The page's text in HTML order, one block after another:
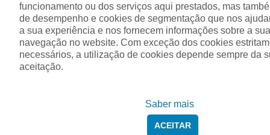
funcionamento ou dos serviços aqui prestados, mas
de desempenho e cookies de segmentação que nos
a sua experiência e nos fornecem informações sobre a
navegação no website. Com exceção dos cookies
necessários, a utilização de cookies depende sempre da
aceitação.
Saber mais
ACEITAR